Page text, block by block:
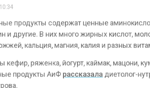
Кисломолочные продукты содержат ценные аминокислоты валин,
аргинин, лизин и другие. В них много жирных кислот, молочнокислых